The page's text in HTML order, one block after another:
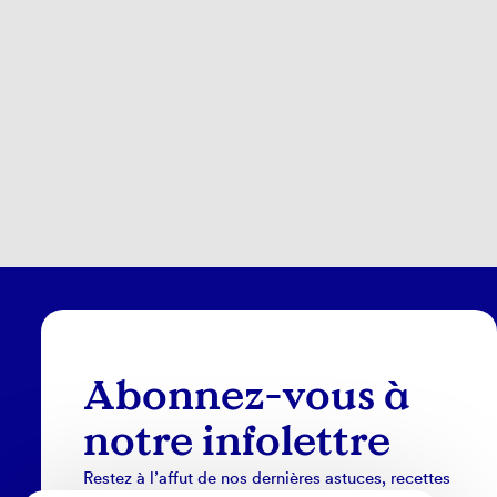
Abonnez-vous à
notre infolettre
Restez à l’affut de nos dernières astuces, recettes